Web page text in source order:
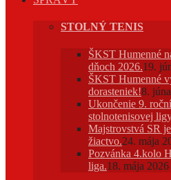
STOLNÝ TENIS
ŠKST Humenné
dňoch 2026.19.
ŠKST Humenné
dorasteniek!8.
Ukončenie 9.
stolnotenisovej
Majstrovstvá SR
žiactvo.24. mája
Pozvánka 4.kolo
liga.18. mája 2026